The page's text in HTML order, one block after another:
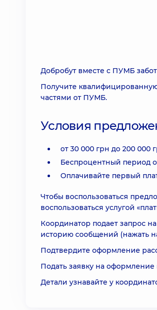
Добробут вместе с ПУМБ
Получите
частями от ПУМБ.
Условия
от 30 000 грн до 200 000
Беспроцентный период
Оплачивайте первый
Чтобы воспользоваться
воспользоваться услугой
Координатор подает запрос
историю сообщений (нажать
Подтвердите оформление
Подать заявку на
Детали узнавайте у